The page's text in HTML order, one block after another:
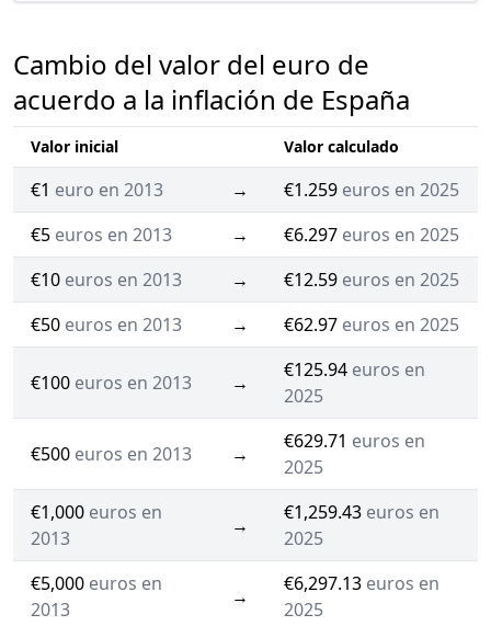
Cambio del valor del euro de
acuerdo a la inflación de España
Valor inicial Valor calculado
€1 euro en 2013 → €1.259 euros en 2025
€5 euros en 2013 → €6.297 euros en 2025
€10 euros en 2013 → €12.59 euros en 2025
€50 euros en 2013 → €62.97 euros en 2025
€100 euros en 2013 →
€125.94 euros en
2025
€500 euros en 2013 →
€629.71 euros en
2025
€1,000 euros en
2013
→
€1,259.43 euros en
2025
€5,000 euros en
2013
→
€6,297.13 euros en
2025